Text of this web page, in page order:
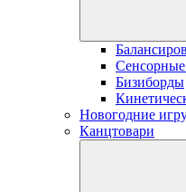
Бизиборды
Новогодние
Канцтовари